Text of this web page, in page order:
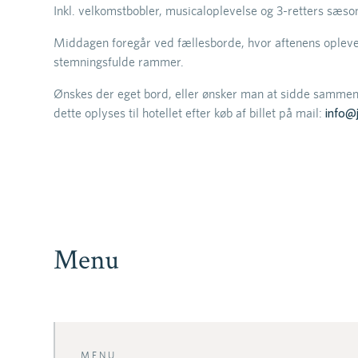
Inkl. velkomstbobler, musicaloplevelse og 3-retters
Middagen foregår ved fællesborde, hvor aftenens
stemningsfulde rammer.
Ønskes der eget bord, eller ønsker man at sidde
dette oplyses til hotellet efter køb af billet på mail:
Menu
MENU